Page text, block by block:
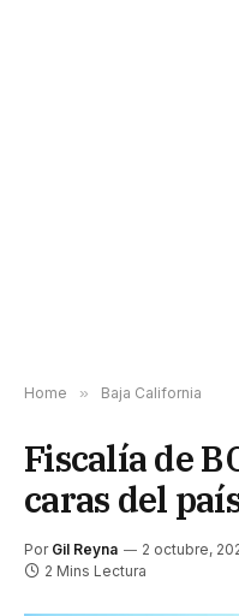
Home » Baja California
Fiscalía de
caras del
Por Gil Reyna 2 octubre,
2 Mins Lectura